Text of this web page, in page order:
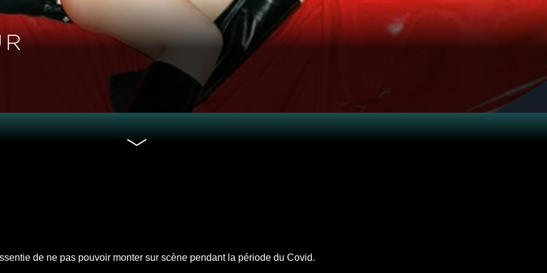
de ne pas pouvoir monter sur scène pendant la période du Covid.